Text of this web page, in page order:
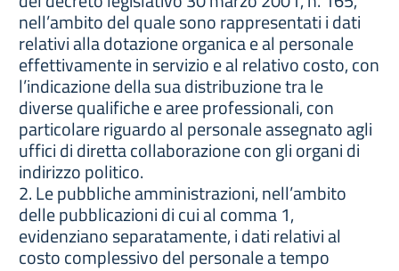
nell’ambito del quale sono rappresentati i dati
relativi alla dotazione organica e al personale
effettivamente in servizio e al relativo costo, con
l’indicazione della sua distribuzione tra le
diverse qualifiche e aree professionali, con
particolare riguardo al personale assegnato agli
uffici di diretta collaborazione con gli organi di
indirizzo politico.
2. Le pubbliche amministrazioni, nell’ambito
delle pubblicazioni di cui al comma 1,
evidenziano separatamente, i dati relativi al
costo complessivo del personale a tempo